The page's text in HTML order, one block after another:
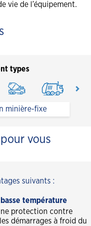
vie de l’équipement.
types
minière-fixe
vous
suivants :
température
protection contre
démarrages à froid du